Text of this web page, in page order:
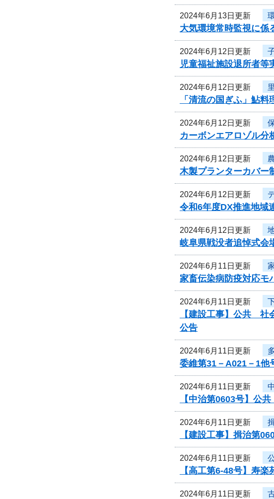
2024年6月13日更新
大気環境常時監視に係
2024年6月12日更新
児童福祉施設退所者等
2024年6月12日更新
「清流の国ぎふ」鮎
2024年6月12日更新
カーボンエアロゾル分
2024年6月12日更新
木製プランターカバー
2024年6月12日更新
令和6年度DX推進地域
2024年6月12日更新
岐阜県戦没者追悼式会
2024年6月11日更新
家畜伝染病防疫対応モ
2024年6月11日更新
【建設工事】公共 社
公告
2024年6月11日更新
委維第31－A021－1
2024年6月11日更新
【中治第0603号】
2024年6月11日更新
【建設工事】揖治第
2024年6月11日更新
【高工第6-48号】寿
2024年6月11日更新